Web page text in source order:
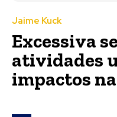
Jaime Kuck
Excessiva
atividades
impactos